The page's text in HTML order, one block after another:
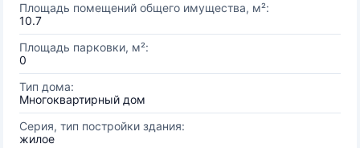
Площадь помещений общего имущества, м²:
10.7
Площадь парковки, м²:
0
Тип дома:
Многоквартирный дом
Серия, тип постройки здания:
жилое